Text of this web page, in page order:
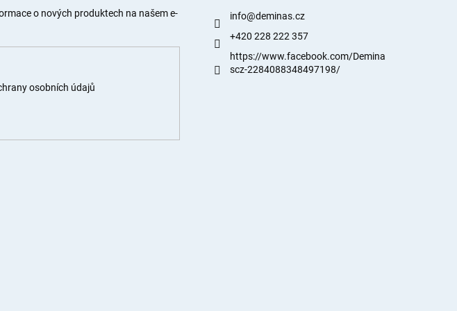
o nových produktech na našem e-
osobních údajů
info@deminas.cz
+420 228 222 357
https://www.facebook.com/Demina
scz-2284088348497198/